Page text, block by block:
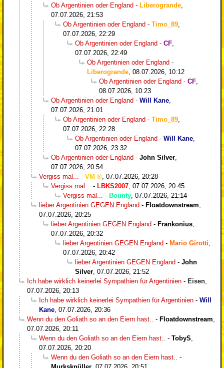
Ob Argentinien oder England - Liberogrande
07.07.2026, 21:53
Ob Argentinien oder England - Timo_89
07.07.2026, 22:29
Ob Argentinien oder England - CF
07.07.2026, 22:49
Ob Argentinien oder England -
Liberogrande 08.07.2026, 10:12
Ob Argentinien oder England - CF
08.07.2026, 10:23
Ob Argentinien oder England - Will Kane
07.07.2026, 21:01
Ob Argentinien oder England - Timo_89
07.07.2026, 22:28
Ob Argentinien oder England - Will Kane
07.07.2026, 23:32
Ob Argentinien oder England - John Silver
07.07.2026, 20:54
Vergiss mal...
- VM
07.07.2026, 20:28
Vergiss mal...
- LBKS2007 07.07.2026, 20:45
Vergiss mal...
- Bounty 07.07.2026, 21:14
lieber Argentinien GEGEN England - Floatdownstream
07.07.2026, 20:25
lieber Argentinien GEGEN England - Frankonius
07.07.2026, 20:32
lieber Argentinien GEGEN England - Mario Girotti
07.07.2026, 20:42
lieber Argentinien GEGEN England - John
Silver 07.07.2026, 21:52
Ich habe wirklich keinerlei Sympathien für Argentinien - Eisen
07.07.2026, 20:13
Ich habe wirklich keinerlei Sympathien für Argentinien - Will
Kane 07.07.2026, 20:36
Wenn du den Goliath so an den Eiern hast..
- Floatdownstream
07.07.2026, 20:11
Wenn du den Goliath so an den Eiern hast..
- TobyS
07.07.2026, 20:20
Wenn du den Goliath so an den Eiern hast..
-